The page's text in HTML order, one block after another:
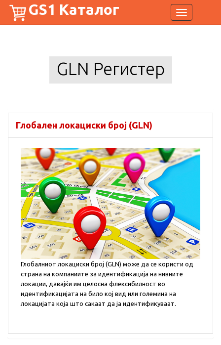
Toggle
navigation
GS1 Каталог
GLN Регистер
Глобален локациски број (GLN)
Глобалниот локациски број (GLN) може да се користи од
страна на компаниите за идентификација на нивните
локации, давајќи им целосна флексибилност во
идентификацијата на било кој вид или големина на
локацијата која што сакаат да ја идентификуваат.